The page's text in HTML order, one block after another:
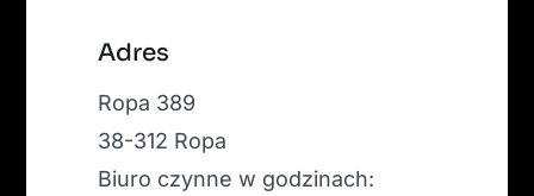
|Map tiles by
OpenStreetMap, under ODbL.
Adres
Ropa 389
38-312 Ropa
Biuro czynne w godzinach: